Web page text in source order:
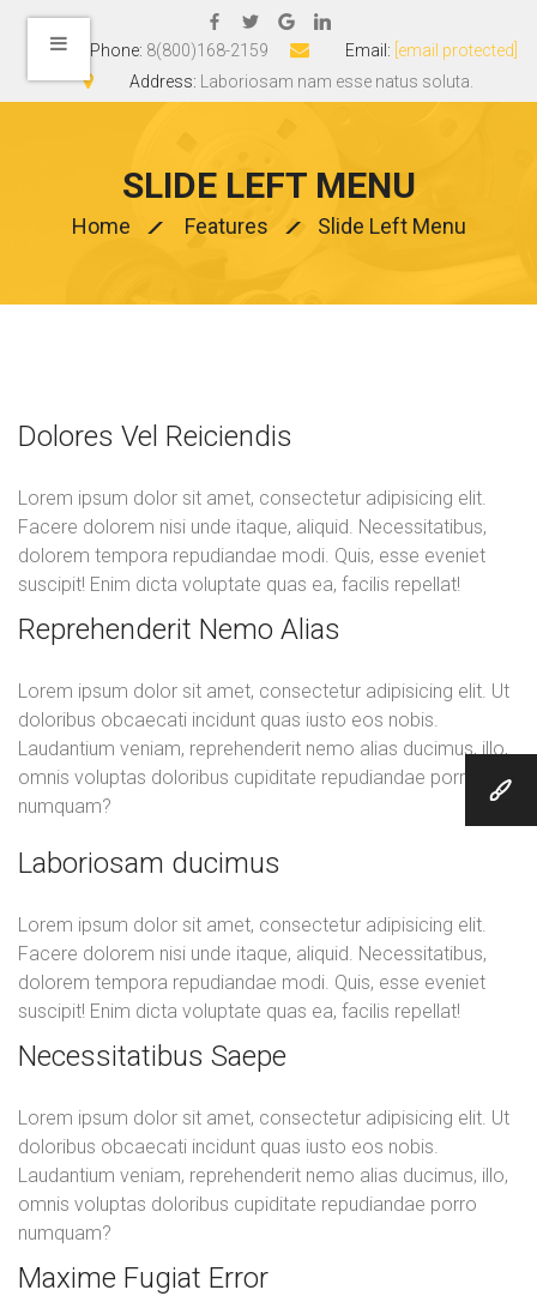
Phone: 8(800)168-2159 Email: [email protected]
Address: Laboriosam nam esse natus soluta.
SLIDE LEFT MENU
Home Features Slide Left Menu
Dolores Vel Reiciendis
Lorem ipsum dolor sit amet, consectetur adipisicing elit.
Facere dolorem nisi unde itaque, aliquid. Necessitatibus,
dolorem tempora repudiandae modi. Quis, esse eveniet
suscipit! Enim dicta voluptate quas ea, facilis repellat!
Reprehenderit Nemo Alias
Lorem ipsum dolor sit amet, consectetur adipisicing elit. Ut
doloribus obcaecati incidunt quas iusto eos nobis.
Laudantium veniam, reprehenderit nemo alias ducimus, illo,
omnis voluptas doloribus cupiditate repudiandae porro
numquam?
Laboriosam ducimus
Lorem ipsum dolor sit amet, consectetur adipisicing elit.
Facere dolorem nisi unde itaque, aliquid. Necessitatibus,
dolorem tempora repudiandae modi. Quis, esse eveniet
suscipit! Enim dicta voluptate quas ea, facilis repellat!
Necessitatibus Saepe
Lorem ipsum dolor sit amet, consectetur adipisicing elit. Ut
doloribus obcaecati incidunt quas iusto eos nobis.
Laudantium veniam, reprehenderit nemo alias ducimus, illo,
omnis voluptas doloribus cupiditate repudiandae porro
numquam?
Maxime Fugiat Error